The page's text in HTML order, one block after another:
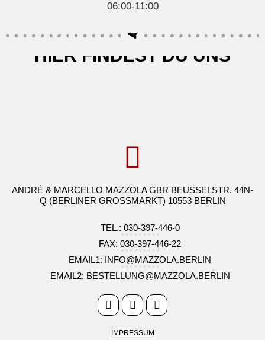
06:00-11:00
HIER FINDEST DU UNS
ANDRÉ & MARCELLO MAZZOLA GBR BEUSSELSTR. 44N-
Q (BERLINER GROSSMARKT) 10553 BERLIN
TEL.: 030-397-446-0
FAX: 030-397-446-22
EMAIL1: INFO@MAZZOLA.BERLIN
EMAIL2: BESTELLUNG@MAZZOLA.BERLIN
IMPRESSUM